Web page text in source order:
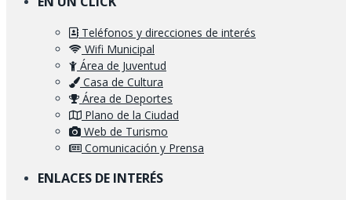
Teléfonos y direcciones de interés
Wifi Municipal
Área de Juventud
Casa de Cultura
Área de Deportes
Plano de la Ciudad
Web de Turismo
Comunicación y Prensa
ENLACES DE INTERÉS